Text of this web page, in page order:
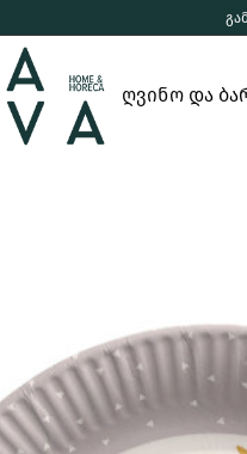
ღვინო და
გასახსნელი
ვაკუუმ
ბარის
აქსესუარები
კოქტეილის
ღვინის ნაკრები
სხვა აქსესუარები